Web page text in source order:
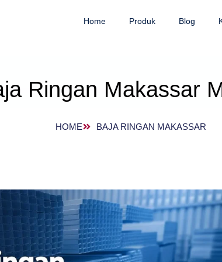
Home Produk Blog
Ringan Makassar
HOME BAJA RINGAN MAKASSAR